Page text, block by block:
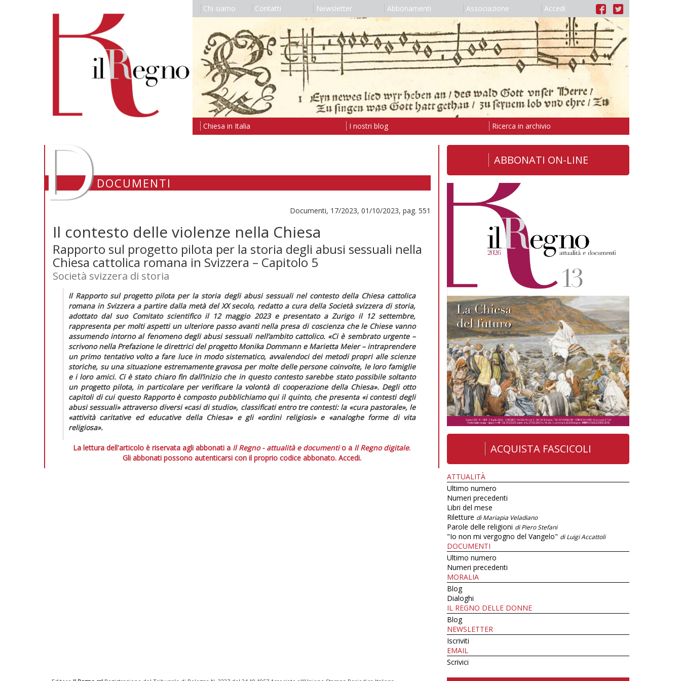
Chi siamo Contatti Newsletter Abbonamenti Associazione Accedi
Chiesa in Italia I nostri blog Ricerca in archivio
DDOCUMENTI
Documenti, 17/2023, 01/10/2023, pag. 551
Il contesto delle violenze nella Chiesa
Rapporto sul progetto pilota per la storia degli abusi sessuali nella
Chiesa cattolica romana in Svizzera – Capitolo 5
Società svizzera di storia
Il Rapporto sul progetto pilota per la storia degli abusi sessuali nel contesto della Chiesa cattolica
romana in Svizzera a partire dalla metà del XX secolo, redatto a cura della Società svizzera di storia,
adottato dal suo Comitato scientifico il 12 maggio 2023 e presentato a Zurigo il 12 settembre,
rappresenta per molti aspetti un ulteriore passo avanti nella presa di coscienza che le Chiese vanno
assumendo intorno al fenomeno degli abusi sessuali nell’ambito cattolico. «Ci è sembrato urgente–
scrivono nella Prefazione le direttrici del progetto Monika Dommann e Marietta Meier – intraprendere
un primo tentativo volto a fare luce in modo sistematico, avvalendoci dei metodi propri alle scienze
storiche, su una situazione estremamente gravosa per molte delle persone coinvolte, le loro famiglie
e i loro amici. Ci è stato chiaro fin dall’inizio che in questo contesto sarebbe stato possibile soltanto
un progetto pilota, in particolare per verificare la volontà di cooperazione della Chiesa». Degli otto
capitoli di cui questo Rapportoè composto pubblichiamo qui il quinto, che presenta «i contesti degli
abusi sessuali» attraverso diversi «casi di studio», classificati entro tre contesti: la «cura pastorale», le
«attività caritative ed educative della Chiesa» e gli «ordini religiosi» e «analoghe forme di vita
religiosa».
La lettura dell'articolo è riservata agli abbonati a Il Regno - attualità e documentio a Il Regno digitale.
Gli abbonati possono autenticarsi con il proprio codice abbonato. Accedi.
ABBONATI ON-LINE
ACQUISTA FASCICOLI
ATTUALITÀ
Ultimo numero
Numeri precedenti
Libri del mese
Riletture di Mariapia Veladiano
Parole delle religioni di Piero Stefani
"Io non mi vergogno del Vangelo" di Luigi Accattoli
DOCUMENTI
Ultimo numero
Numeri precedenti
MORALIA
Blog
Dialoghi
IL REGNO DELLE DONNE
Blog
NEWSLETTER
Iscriviti
EMAIL
Scrivici